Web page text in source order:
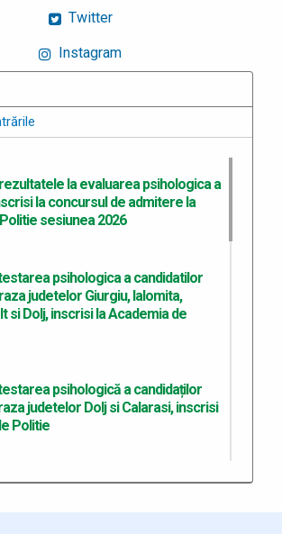
Twitter
Instagram
la evaluarea psihologica a
la concursul de admitere la
sesiunea 2026
psihologica a candidatilor
judetelor Giurgiu, Ialomita,
si Dolj, inscrisi la Academia de
psihologică a candidaților
judetelor Dolj si Calarasi, inscrisi
Politie
psihologică a candidaților